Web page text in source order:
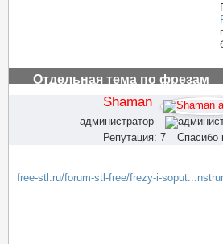
Отдельная тема по фрезам
Shaman
администратор
Репутация: 7
Спасибо
free-stl.ru/forum-stl-free/frezy-i-